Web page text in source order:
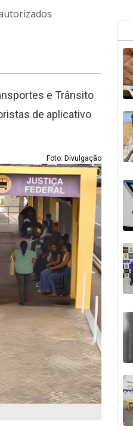
e Trânsito
de aplicativo
Foto: Divulgação